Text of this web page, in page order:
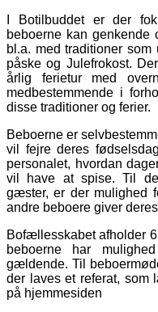
I Botilbuddet er der
beboerne kan
bl.a. med traditioner som
påske og Julefrokost.
årlig ferietur med
medbestemmende i
disse traditioner og ferier.
Beboerne er
vil fejre deres
personalet, hvordan
vil have at spise. Til
gæster, er der mulighed
andre beboere giver
Bofællesskabet afholder
beboerne har
gældende. Til
der laves et referat, som
på hjemmesiden